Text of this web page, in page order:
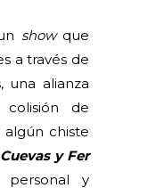
show que
a través de
una alianza
colisión de
algún chiste
y Fer
personal y